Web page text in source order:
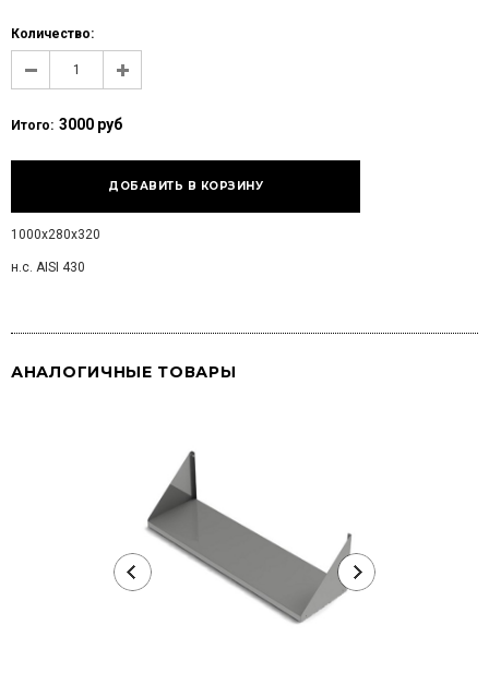
Количество:
Итого: 3000 руб
1000х280х320
н.с. AISI 430
АНАЛОГИЧНЫЕ ТОВАРЫ